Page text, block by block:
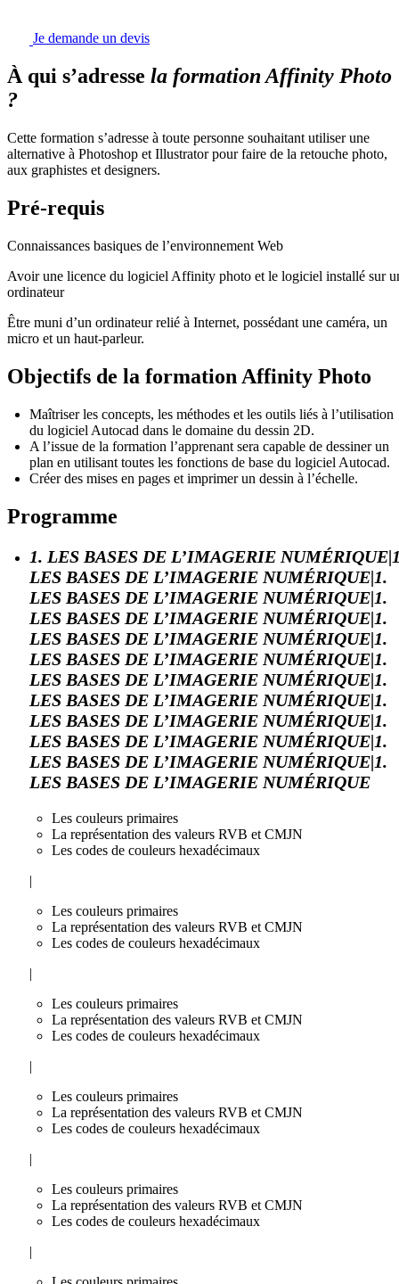
Je demande un devis
À qui s’adresse la formation Affinity Photo
?
Cette formation s’adresse à toute personne souhaitant utiliser une
alternative à Photoshop et Illustrator pour faire de la retouche photo,
aux graphistes et designers.
Pré-requis
Connaissances basiques de l’environnement Web
Avoir une licence du logiciel Affinity photo et le logiciel installé sur
ordinateur
Être muni d’un ordinateur relié à Internet, possédant une caméra, un
micro et un haut-parleur.
Objectifs de la formation Affinity Photo
Maîtriser les concepts, les méthodes et les outils liés à l’utilisation
du logiciel Autocad dans le domaine du dessin 2D.
A l’issue de la formation l’apprenant sera capable de dessiner un
plan en utilisant toutes les fonctions de base du logiciel Autocad.
Créer des mises en pages et imprimer un dessin à l’échelle.
Programme
1. LES BASES DE L’IMAGERIE
LES BASES DE L’IMAGERIE NUMÉRIQUE|1.
LES BASES DE L’IMAGERIE NUMÉRIQUE|1.
LES BASES DE L’IMAGERIE NUMÉRIQUE|1.
LES BASES DE L’IMAGERIE NUMÉRIQUE|1.
LES BASES DE L’IMAGERIE NUMÉRIQUE|1.
LES BASES DE L’IMAGERIE NUMÉRIQUE|1.
LES BASES DE L’IMAGERIE NUMÉRIQUE|1.
LES BASES DE L’IMAGERIE NUMÉRIQUE|1.
LES BASES DE L’IMAGERIE NUMÉRIQUE|1.
LES BASES DE L’IMAGERIE NUMÉRIQUE|1.
LES BASES DE L’IMAGERIE NUMÉRIQUE
Les couleurs primaires
La représentation des valeurs RVB et CMJN
Les codes de couleurs hexadécimaux
|
Les couleurs primaires
La représentation des valeurs RVB et CMJN
Les codes de couleurs hexadécimaux
|
Les couleurs primaires
La représentation des valeurs RVB et CMJN
Les codes de couleurs hexadécimaux
|
Les couleurs primaires
La représentation des valeurs RVB et CMJN
Les codes de couleurs hexadécimaux
|
Les couleurs primaires
La représentation des valeurs RVB et CMJN
Les codes de couleurs hexadécimaux
|